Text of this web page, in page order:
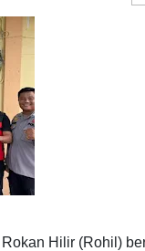
Hilir (Rohil)
JADILAH
INFO